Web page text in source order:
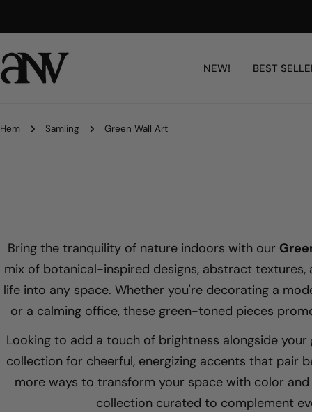
NEW! BEST
Hem Samling Green Wall Art
Bring the tranquility of nature indoors with our
mix of botanical-inspired designs, abstract
life into any space. Whether you're decorating a
or a calming office, these green-toned pieces
Looking to add a touch of brightness alongside
collection for cheerful, energizing accents that pair
more ways to transform your space with color
collection curated to complement